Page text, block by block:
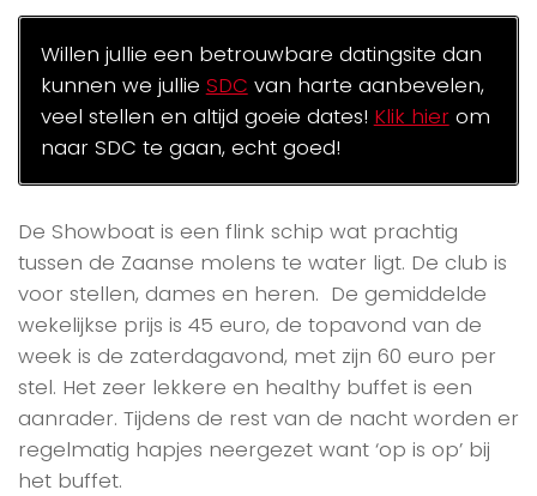
Willen jullie een betrouwbare datingsite dan
kunnen we jullie SDC van harte aanbevelen,
veel stellen en altijd goeie dates! Klik hierom
naar SDC te gaan, echt goed!
De Showboat is een flink schip wat prachtig
tussen de Zaanse molens te water ligt. De club is
voor stellen, dames en heren. De gemiddelde
wekelijkse prijs is 45 euro, de topavond van de
week is de zaterdagavond, met zijn 60 euro per
stel. Het zeer lekkere en healthy buffet is een
aanrader. Tijdens de rest van de nacht worden er
regelmatig hapjes neergezet want ‘op is op’ bij
het buffet.